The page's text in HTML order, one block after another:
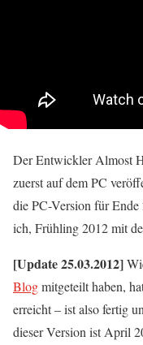
Der Entwickler Almost
zuerst auf dem PC
die PC-Version für Ende
ich, Frühling 2012 mit
[Update 25.03.2012]
Blogmitgeteilt haben,
erreicht – ist also fertig
dieser Version ist April